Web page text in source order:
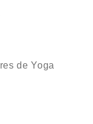
de Yoga